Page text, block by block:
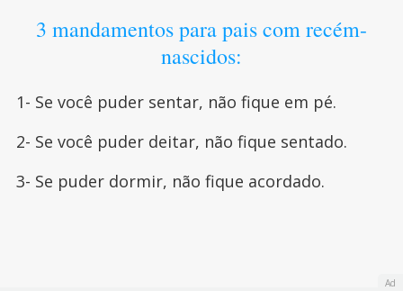
3 mandamentos para pais com recém-
nascidos:
1- Se você puder sentar, não fique em pé.
2- Se você puder deitar, não fique sentado.
3- Se puder dormir, não fique acordado.
Ad